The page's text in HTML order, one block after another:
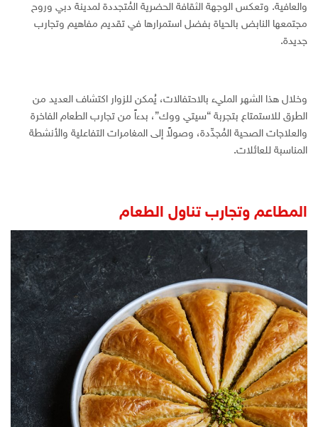
والعافية. وتعكس الوجهة الثقافة الحضرية المُتجددة لمدينة دبي وروح
مجتمعها النابض بالحياة بفضل استمرارها في تقديم مفاهيم وتجارب
جديدة.
وخلال هذا الشهر المليء بالاحتفالات، يُمكن للزوار اكتشاف العديد من
الطرق للاستمتاع بتجربة “سيتي ووك”، بدءاً من تجارب الطعام الفاخرة
والعلاجات الصحية المُجدِّدة، وصولاً إلى المغامرات التفاعلية والأنشطة
المناسبة للعائلات.
المطاعم وتجارب تناول الطعام